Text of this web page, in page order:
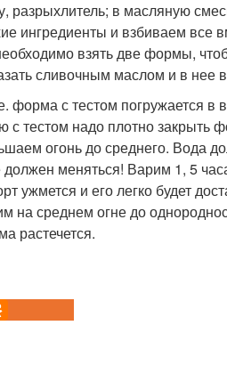
разрыхлитель; в масляную
ингредиенты и взбиваем все
взять две формы,
сливочным маслом и в нее
с тестом погружается в
тестом надо плотно закрыть
огонь до среднего. Вода
меняться! Варим 1, 5
ужмется и его легко будет
на среднем огне до
растечется.